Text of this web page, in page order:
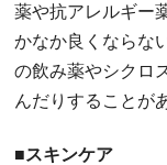
薬や抗アレルギー
かなか良くならな
の飲み薬やシクロ
んだりすることが
■スキンケア